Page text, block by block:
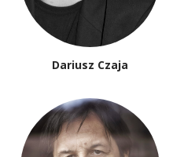
Dariusz Czaja